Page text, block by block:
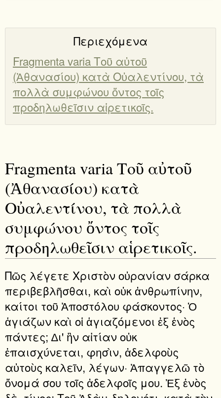
Περιεχόμενα
Fragmenta varia Τοῦ αὐτοῦ
(Ἀθανασίου) κατὰ Οὐαλεντίνου, τὰ
πολλὰ συμφώνου ὄντος τοῖς
προδηλωθεῖσιν αἱρετικοῖς.
Fragmenta varia Τοῦ αὐτοῦ
(Ἀθανασίου) κατὰ
Οὐαλεντίνου, τὰ πολλὰ
συμφώνου ὄντος τοῖς
προδηλωθεῖσιν αἱρετικοῖς.
Πῶς λέγετε Χριστὸν οὐρανίαν σάρκα
περιβεβλῆσθαι, καὶ οὐκ ἀνθρωπίνην,
καίτοι τοῦ Ἀποστόλου φάσκοντος· Ὁ
ἁγιάζων καὶ οἱ ἁγιαζόμενοι ἐξ ἑνὸς
πάντες; ∆ι' ἣν αἰτίαν οὐκ
ἐπαισχύνεται, φησὶν, ἀδελφοὺς
αὐτοὺς καλεῖν, λέγων· Ἀπαγγελῶ τὸ
ὄνομά σου τοῖς ἀδελφοῖς μου. Ἐξ ἑνὸς